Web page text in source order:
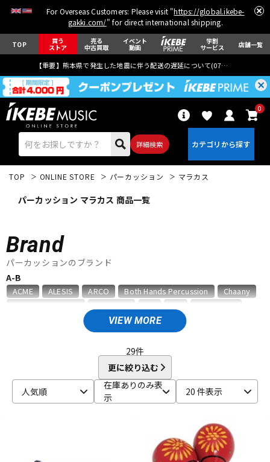
For Overseas Customers: Please visit "https://global.ikebe-
gakki.com/" for direct international shipping.
TOP 買う
ストア
売る
中古買取
イベント
動画
学割
サービス 店舗一覧
【重要】熊本県で発生した地震に伴う配送の遅延について(07月29日
詳細検索
0
エレキギター
ベース ウクレレ
パーカッション
TOP ONLINE STORE パーカッション マラカス
パーカッション マラカス 商品一覧
Brand
パーカッションのブランド
VIEW MORE
A-B
ACME ALESIS ARCO Both Hands Percussion
Chaany
HERCULES HUGH TRACEY KALIMBA
K.M.K KC
KEO PERCUSSION
KORG
La Rosa Percussion LiME LP MAHALO
MAPEX
MAXTONE
MEINL Melody Merry NATAL
No Brand
29件
更に絞り込む
人気順
在庫ありのみ表
示
20 件表示